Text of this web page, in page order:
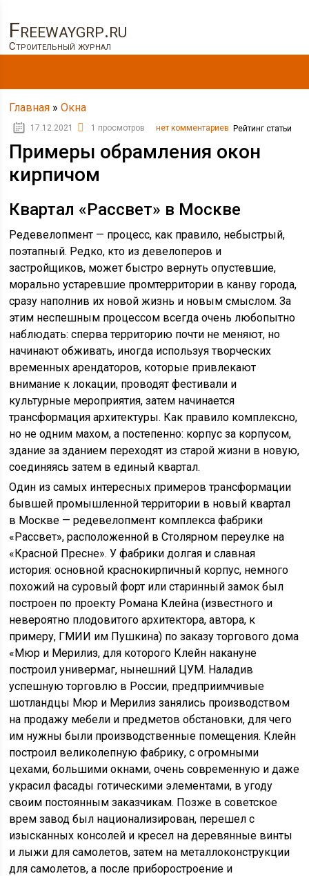
Freewaygrp.ru
Строительный журнал
Главная »Окна
17.12.2021 1 просмотров нет комментариев Рейтинг статьи
Примеры обрамления окон
кирпичом
Квартал «Рассвет» в Москве
Редевелопмент — процесс, как правило, небыстрый,
поэтапный. Редко, кто из девелоперов и
застройщиков, может быстро вернуть опустевшие,
морально устаревшие промтерритории в канву города,
сразу наполнив их новой жизнь и новым смыслом. За
этим неспешным процессом всегда очень любопытно
наблюдать: сперва территорию почти не меняют, но
начинают обживать, иногда используя творческих
временных арендаторов, которые привлекают
внимание к локации, проводят фестивали и
культурные мероприятия, затем начинается
трансформация архитектуры. Как правило комплексно,
но не одним махом, а постепенно: корпус за корпусом,
здание за зданием переходят из старой жизни в новую,
соединяясь затем в единый квартал.
Один из самых интересных примеров трансформации
бывшей промышленной территории в новый квартал
в Москве — редевелопмент комплекса фабрики
«Рассвет», расположенной в Столярном переулке на
«Красной Пресне». У фабрики долгая и славная
история: основной краснокирпичный корпус, немного
похожий на суровый форт или старинный замок был
построен по проекту Романа Клейна (известного и
невероятно плодовитого архитектора, автора, к
примеру, ГМИИ им Пушкина) по заказу торгового дома
«Мюр и Мерилиз, для которого Клейн накануне
построил универмаг, нынешний ЦУМ. Наладив
успешную торговлю в России, предприимчивые
шотландцы Мюр и Мерилиз занялись производством
на продажу мебели и предметов обстановки, для чего
им нужны были производственные помещения. Клейн
построил великолепную фабрику, с огромными
цехами, большими окнами, очень современную и даже
украсил фасады готическими элементами, в угоду
своим постоянным заказчикам. Позже в советское
врем завод был национализирован, перешел с
изысканных консолей и кресел на деревянные винты
и лыжи для самолетов, затем на металлоконструкции
для самолетов, а после приборостроение и